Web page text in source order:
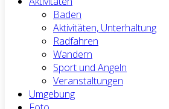
Baden
Aktivitäten, Unterhaltung
Radfahren
Wandern
Sport und Angeln
Veranstaltungen
Umgebung